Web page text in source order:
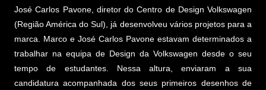
José Carlos Pavone, diretor do Centro de Design Volkswagen
(Região América do Sul), já desenvolveu vários projetos para a
marca. Marco e José Carlos Pavone estavam determinados a
trabalhar na equipa de Design da Volkswagen desde o seu
tempo de estudantes. Nessa altura, enviaram a sua
candidatura acompanhada dos seus primeiros desenhos de